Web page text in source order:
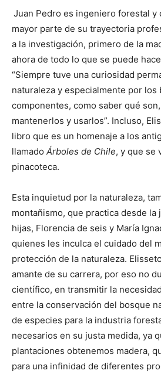
Juan Pedro es ingeniero forestal y
mayor parte de su trayectoria
a la investigación, primero de la
ahora de todo lo que se puede
“Siempre tuve una curiosidad
naturaleza y especialmente por los
componentes, como saber qué
mantenerlos y usarlos”. Incluso,
libro que es un homenaje a los
llamado Árboles de Chile, y que se
pinacoteca.
Esta inquietud por la naturaleza,
montañismo, que practica desde la
hijas, Florencia de seis y María
quienes les inculca el cuidado del
protección de la naturaleza.
amante de su carrera, por eso no
científico, en transmitir la
entre la conservación del bosque
de especies para la industria
necesarios en su justa medida, ya
plantaciones obtenemos madera,
para una infinidad de diferentes